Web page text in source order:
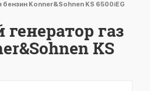
бензин Konner&Sohnen KS 6500iEG
газ
KS